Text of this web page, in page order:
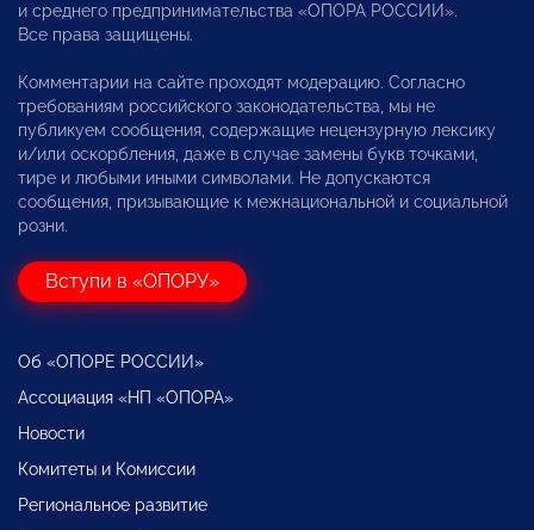
и среднего предпринимательства «ОПОРА РОССИИ».
Все права защищены.
Комментарии на сайте проходят модерацию. Согласно
требованиям российского законодательства, мы не
публикуем сообщения, содержащие нецензурную лексику
и/или оскорбления, даже в случае замены букв точками,
тире и любыми иными символами. Не допускаются
сообщения, призывающие к межнациональной и социальной
розни.
Вступи в «ОПОРУ»
Об «ОПОРЕ РОССИИ»
Ассоциация «НП «ОПОРА»
Новости
Комитеты и Комиссии
Региональное развитие